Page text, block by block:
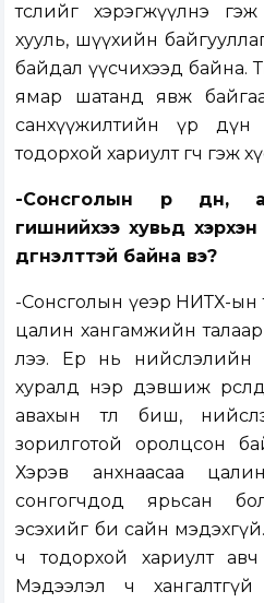
төслийг хэрэгжүүлнэ
хууль, шүүхийн
байдал үүсчихээд байна.
ямар шатанд явж байгаа,
санхүүжилтийн үр дүн
тодорхой хариулт өгөөч гэж
-Сонсголын үр дүн,
гишүүнийхээ хувьд
дүгнэлттэй байна вэ?
-Сонсголын үеэр НИТХ-ын
цалин хангамжийн
лээ. Ер нь нийслэлийн
хуралд нэр дэвшиж
авахын төлөө биш,
зорилготой оролцсон
Хэрэв анхнаасаа
сонгогчдод ярьсан
эсэхийг би сайн
ч тодорхой хариулт
Мэдээлэл ч